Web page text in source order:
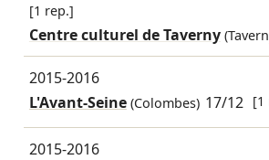
[1 rep.]
Centre culturel de Taverny
2015-2016
L'Avant-Seine(Colombes) 17/12 [1
2015-2016